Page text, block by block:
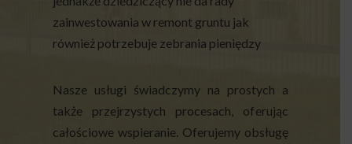
zainwestowania w remont gruntu jak
również potrzebuje zebrania pieniędzy
Nasze usługi świadczymy na prostych a
także przejrzystych procesach, oferując
całościowe wspieranie. Oferujemy obsługę